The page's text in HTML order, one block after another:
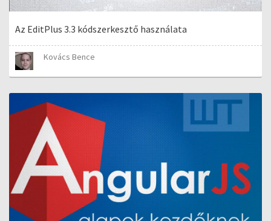
Az EditPlus 3.3 kódszerkesztő használata
Kovács Bence